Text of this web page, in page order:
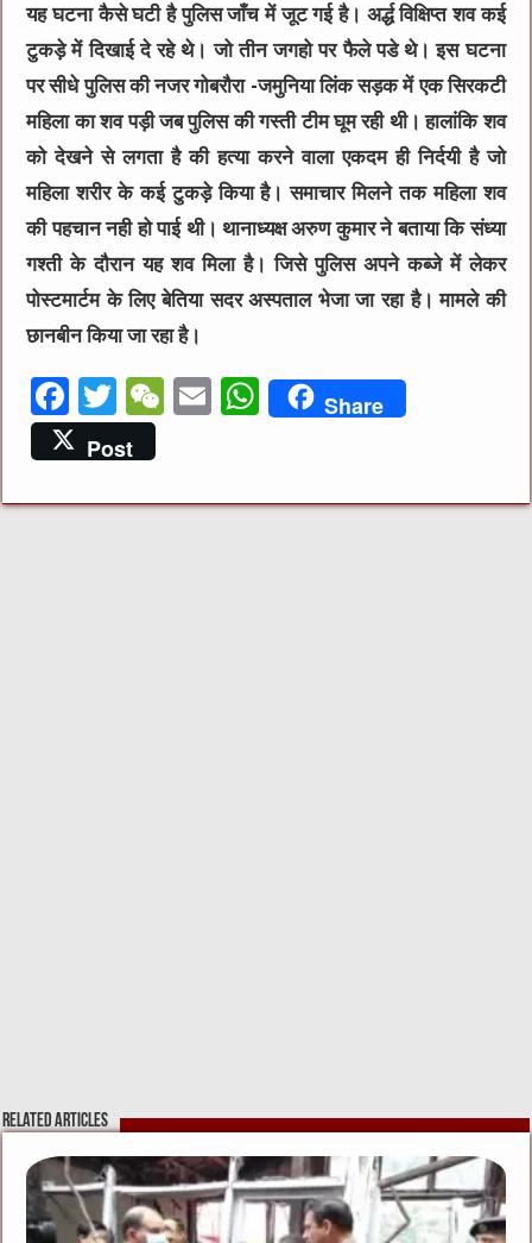
यह घटना कैसे घटी है पुलिस जाँच में जूट गई है। अर्द्ध विक्षिप्त शव कई
टुकड़े में दिखाई दे रहे थे। जो तीन जगहो पर फैले पडे थे। इस घटना
पर सीधे पुलिस की नजर गोबरौरा -जमुनिया लिंक सड़क में एक सिरकटी
महिला का शव पड़ी जब पुलिस की गस्ती टीम घूम रही थी। हालांकि शव
को देखने से लगता है की हत्या करने वाला एकदम ही निर्दयी है जो
महिला शरीर के कई टुकड़े किया है। समाचार मिलने तक महिला शव
की पहचान नही हो पाई थी। थानाध्यक्ष अरुण कुमार ने बताया कि संध्या
गश्ती के दौरान यह शव मिला है। जिसे पुलिस अपने कब्जे में लेकर
पोस्टमार्टम के लिए बेतिया सदर अस्पताल भेजा जा रहा है। मामले की
छानबीन किया जा रहा है।
F
a
c
e
T
w
it
te
W
h
E
l
W
s
Share
Post
Related Articles